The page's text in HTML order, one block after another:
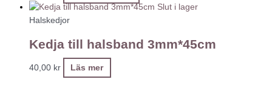
Slut i lager
Halskedjor
Kedja till halsband 3mm*45cm
40,00 kr Läs mer